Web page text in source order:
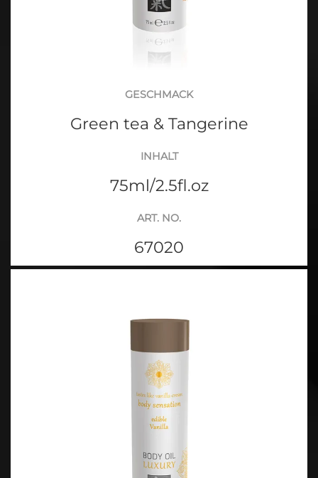
GESCHMACK
Green tea & Tangerine
INHALT
75ml/2.5fl.oz
ART. NO.
67020